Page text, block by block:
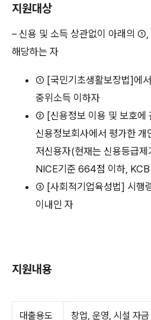
지원대상
– 신용 및 소득 상관없이 아래의
해당하는 자
① [국민기초생활보장법]에
중위소득 이하자
② [신용정보 이용 및 보호에
신용정보회사에서 평가한 개
저신용자(현재는 신용등급
NICE기준 664점 이하,
③ [사회적기업육성법] 시행
이내인 자
지원내용
대출용도 창업, 운영, 시설 자금